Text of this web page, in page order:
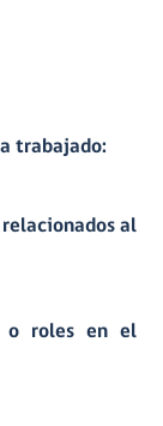
trabajado:
al
o roles en el